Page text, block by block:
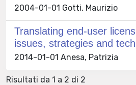
2004-01-01 Gotti, Maurizio
Translating end-user
issues, strategies and
2014-01-01 Anesa, Patrizia
Risultati da 1 a 2 di 2